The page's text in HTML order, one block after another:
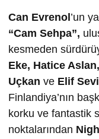
Can Evrenol ’un
“Cam Sehpa”,
kesmeden
Eke, Hatice
Uçkan ve Elif
Finlandiya’nın
korku ve fantastik
noktalarından